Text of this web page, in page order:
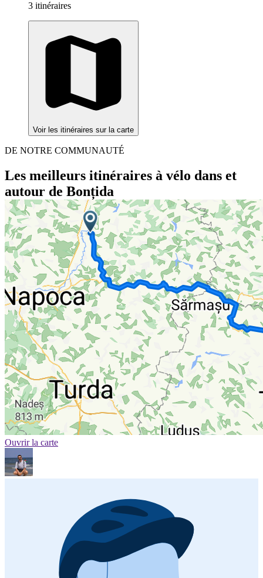
3 itinéraires
Voir les itinéraires sur la carte
DE NOTRE COMMUNAUTÉ
Les meilleurs itinéraires à vélo dans et
autour de Bonțida
Ouvrir la carte